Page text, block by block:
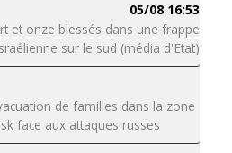
05/08 16:53
et onze blessés dans une frappe
sur le sud (média d'Etat)
de familles dans la zone
face aux attaques russes